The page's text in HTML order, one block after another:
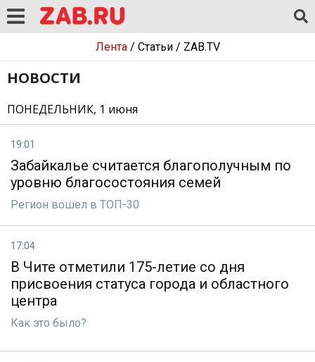
Лента/ Статьи/ ZAB.TV
НОВОСТИ
ПОНЕДЕЛЬНИК, 1 июня
19:01
Забайкалье считается благополучным по
уровню благосостояния семей
Регион вошел в ТОП-30
17:04
В Чите отметили 175-летие со дня
присвоения статуса города и областного
центра
Как это было?